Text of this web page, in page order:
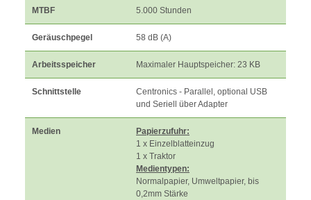
MTBF 5.000 Stunden
Geräuschpegel 58 dB (A)
Arbeitsspeicher Maximaler Hauptspeicher: 23 KB
Schnittstelle
Centronics - Parallel, optional USB
und Seriell über Adapter
Medien
Papierzufuhr:
1 x Einzelblatteinzug
1 x Traktor
Medientypen:
Normalpapier, Umweltpapier, bis
0,2mm Stärke